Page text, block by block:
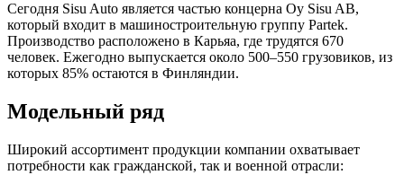
Сегодня Sisu Auto является частью концерна Оу Sisu AB,
который входит в машиностроительную группу Partek.
Производство расположено в Карьяа, где трудятся 670
человек. Ежегодно выпускается около 500–550 грузовиков, из
которых 85% остаются в Финляндии.
Модельный ряд
Широкий ассортимент продукции компании охватывает
потребности как гражданской, так и военной отрасли: